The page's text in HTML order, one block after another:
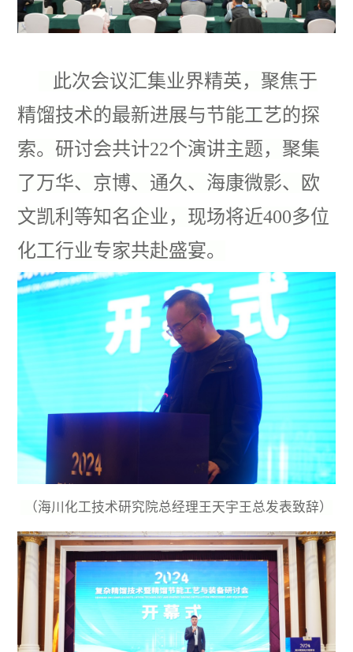
此次会议汇集业界精英，聚焦于
精馏技术的最新进展与节能工艺的探
索。研讨会共计22个演讲主题，聚集
了万华、京博、通久、海康微影、欧
文凯利等知名企业，现场将近400多位
化工行业专家共赴盛宴。
（海川化工技术研究院总经理王天宇王总发表致辞）